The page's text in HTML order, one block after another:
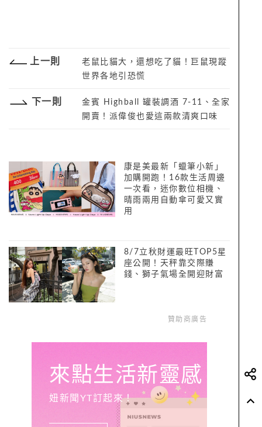
上一則
老鼠比貓大，還想吃了貓！巨鼠現蹤
世界各地引恐慌
下一則
金賓 Highball 罐裝調酒 7-11、全家
開賣！派偉俊也愛這兩款清爽口味
康是美最新「蠟筆小新」
加購開跑！16款生活周邊
一次看，迷你數位相機、
晴雨兩用自動傘可愛又實
用
8/7立秋財運最旺TOP5星
座公開！天秤靠交際賺
錢、獅子氣場全開迎財富
贊助商廣告
來點生活新靈感
妞新聞YT訂起來！